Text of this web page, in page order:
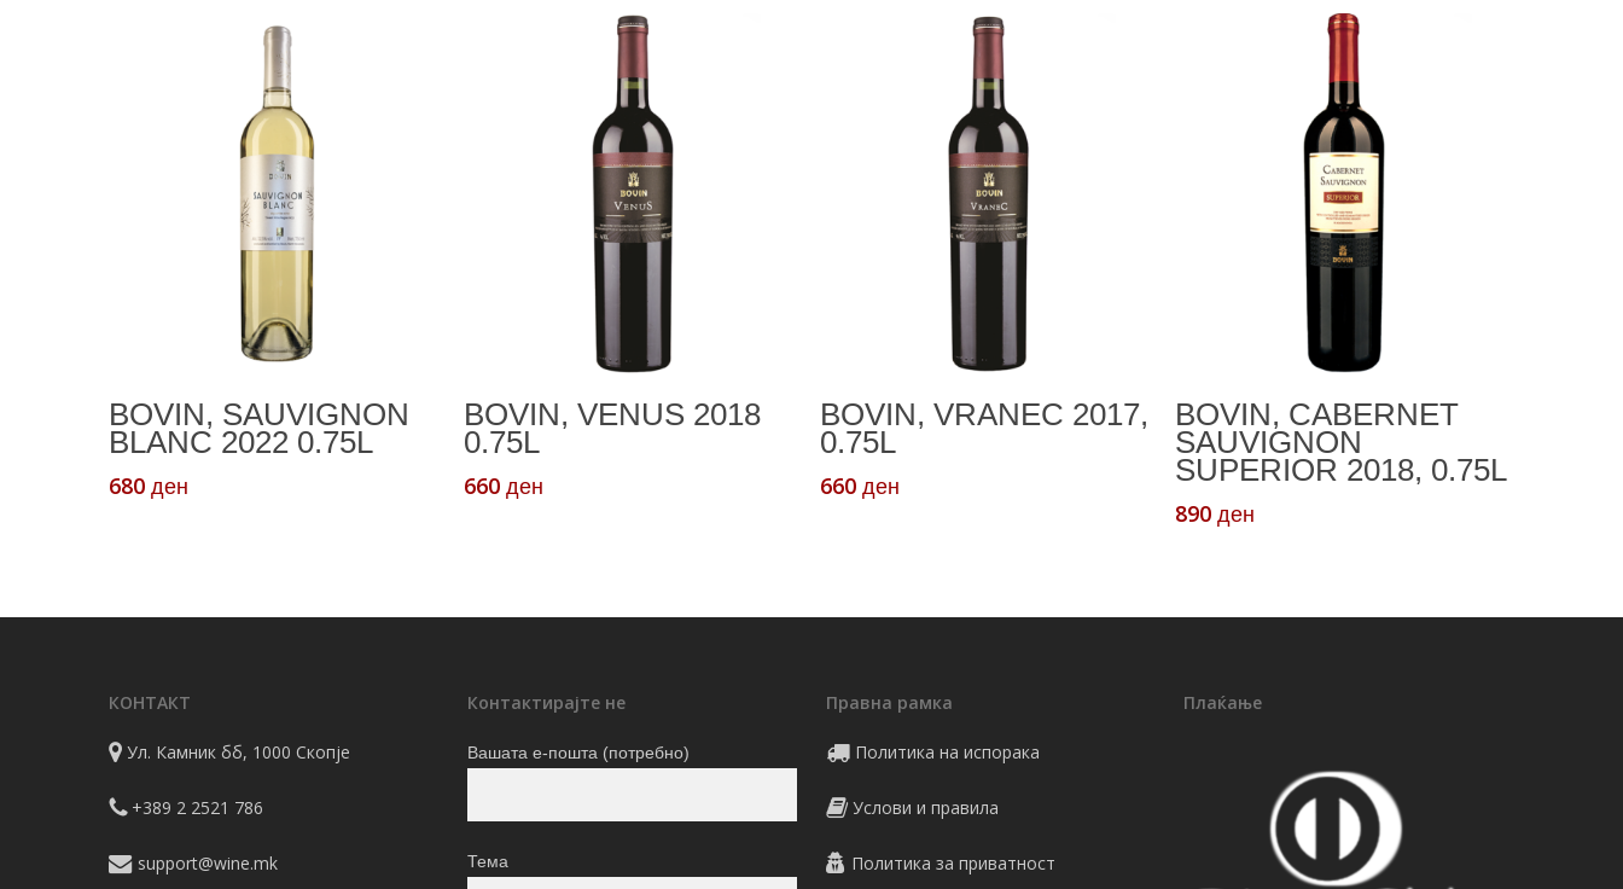
BOVIN, SAUVIGNON
BLANC 2022 0.75L
680 ден
BOVIN, VENUS 2018
0.75L
660ден
BOVIN, VRANEC 2017,
0.75L
660 ден
BOVIN, CABERNET
SAUVIGNON
SUPERIOR 2018, 0.75L
890ден
КОНТАКТ
Ул. Камник бб, 1000 Скопје
+389 2 2521 786
support@wine.mk
Контактирајте не
Вашата е-пошта (потребно)
Тема
Правна рамка
Политика на испорака
Услови и правила
Политика за приватност
Плаќање